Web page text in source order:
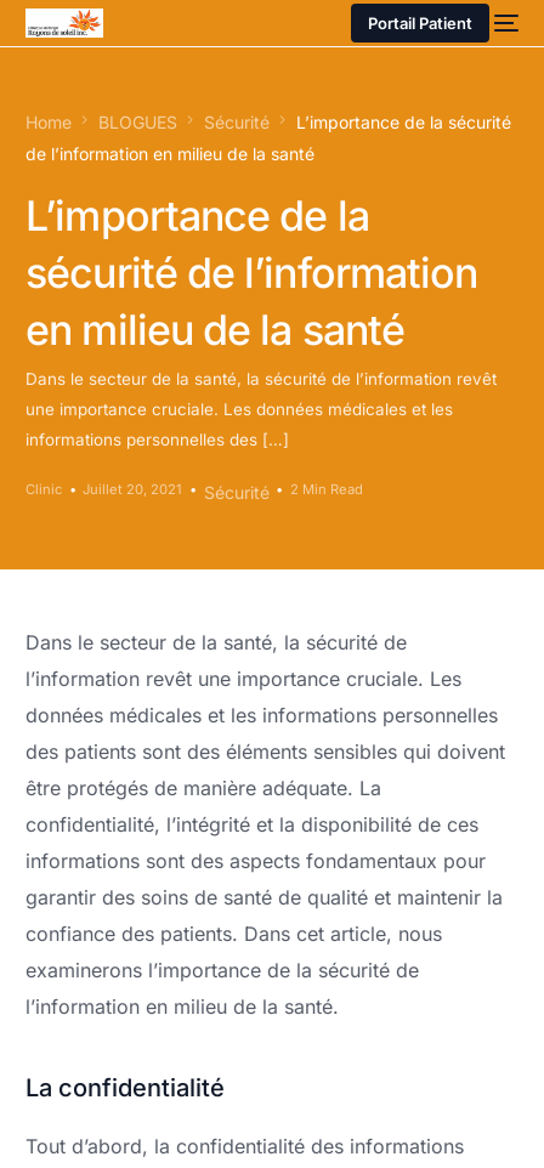
Portail Patient
Home BLOGUES Sécurité
L’importance de la sécurité
de l’information en milieu de la santé
L’importance de la
sécurité de l’information
en milieu de la santé
Dans le secteur de la santé, la sécurité de l’information revêt
une importance cruciale. Les données médicales et les
informations personnelles des […]
Clinic Juillet 20, 2021 Sécurité 2 Min Read
Dans le secteur de la santé, la sécurité de
l’information revêt une importance cruciale. Les
données médicales et les informations personnelles
des patients sont des éléments sensibles qui doivent
être protégés de manière adéquate. La
confidentialité, l’intégrité et la disponibilité de ces
informations sont des aspects fondamentaux pour
garantir des soins de santé de qualité et maintenir la
confiance des patients. Dans cet article, nous
examinerons l’importance de la sécurité de
l’information en milieu de la santé.
La confidentialité
Tout d’abord, la confidentialité des informations